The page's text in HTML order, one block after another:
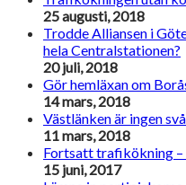
25 augusti, 2018
Trodde Alliansen i
hela Centralstationen?
20 juli, 2018
Gör hemläxan om
14 mars, 2018
Västlänken är ingen
11 mars, 2018
Fortsatt trafikökning
15 juni, 2017